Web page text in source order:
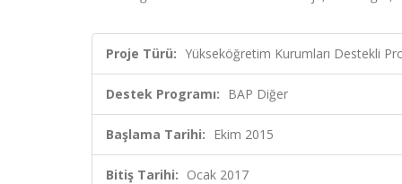
Proje Türü: Yükseköğretim Kurumları Destekli
Destek Programı: BAP Diğer
Başlama Tarihi: Ekim 2015
Bitiş Tarihi: Ocak 2017